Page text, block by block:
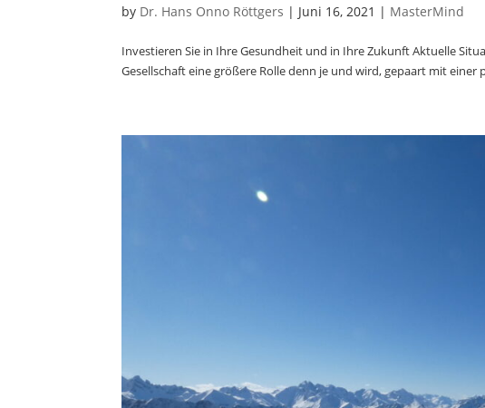
by Dr. Hans Onno Röttgers | Juni 16, 2021 | MasterMind
Investieren Sie in Ihre Gesundheit und in Ihre Zukunft Aktuelle
Gesellschaft eine größere Rolle denn je und wird, gepaart mit